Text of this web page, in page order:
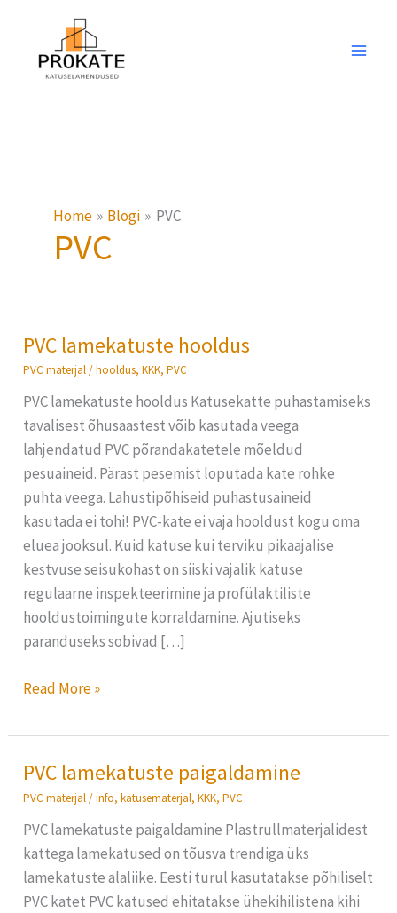
content
Home Blogi PVC
PVC
PVC lamekatuste hooldus
PVC materjal/hooldus,KKK,PVC
PVC lamekatuste hooldus Katusekatte puhastamiseks
tavalisest õhusaastest võib kasutada veega
lahjendatud PVC põrandakatetele mõeldud
pesuaineid. Pärast pesemist loputada kate rohke
puhta veega. Lahustipõhiseid puhastusaineid
kasutada ei tohi! PVC-kate ei vaja hooldust kogu oma
eluea jooksul. Kuid katuse kui terviku pikaajalise
kestvuse seisukohast on siiski vajalik katuse
regulaarne inspekteerimine ja profülaktiliste
hooldustoimingute korraldamine. Ajutiseks
paranduseks sobivad […]
PVC
lamekatuste
Read More »
PVC lamekatuste paigaldamine
PVC materjal/info,katusematerjal,KKK,PVC
PVC lamekatuste paigaldamine Plastrullmaterjalidest
kattega lamekatused on tõusva trendiga üks
lamekatuste alaliike. Eesti turul kasutatakse põhiliselt
PVC katet PVC katused ehitatakse ühekihilistena kihi
PVC
lamekatuste